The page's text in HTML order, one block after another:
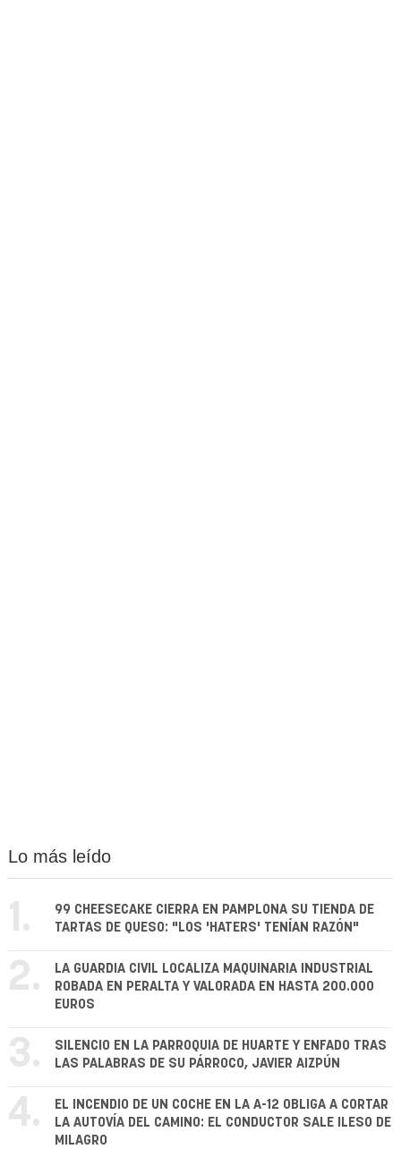
Lo más leído
1.
99 CHEESECAKE CIERRA EN PAMPLONA SU TIENDA DE
TARTAS DE QUESO: "LOS 'HATERS' TENÍAN RAZÓN"
2.
LA GUARDIA CIVIL LOCALIZA MAQUINARIA INDUSTRIAL
ROBADA EN PERALTA Y VALORADA EN HASTA 200.000
EUROS
3.
SILENCIO EN LA PARROQUIA DE HUARTE Y ENFADO TRAS
LAS PALABRAS DE SU PÁRROCO, JAVIER AIZPÚN
4.
EL INCENDIO DE UN COCHE EN LA A-12 OBLIGA A CORTAR
LA AUTOVÍA DEL CAMINO: EL CONDUCTOR SALE ILESO DE
MILAGRO